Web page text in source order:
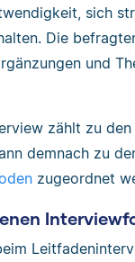
sich
Die
und
zählt zu den
demnach zu
zugeordnet